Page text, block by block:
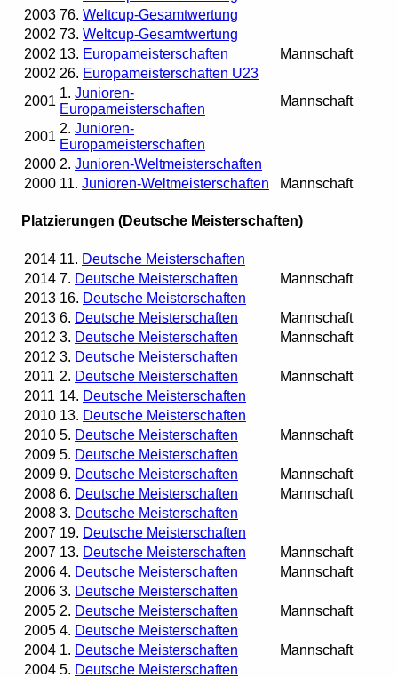
2003 76. Weltcup-Gesamtwertung
2002 73. Weltcup-Gesamtwertung
2002 13. Europameisterschaften
Mannschaft
2002 26. Europameisterschaften U23
2001
1. Junioren-
Europameisterschaften
Mannschaft
2001
2. Junioren-
Europameisterschaften
2000 2. Junioren-Weltmeisterschaften
2000 11. Junioren-Weltmeisterschaften Mannschaft
Platzierungen (Deutsche Meisterschaften)
2014 11. Deutsche Meisterschaften
2014 7. Deutsche Meisterschaften
Mannschaft
2013 16. Deutsche Meisterschaften
2013 6. Deutsche Meisterschaften
Mannschaft
2012 3. Deutsche Meisterschaften
Mannschaft
2012 3. Deutsche Meisterschaften
2011 2. Deutsche Meisterschaften
Mannschaft
2011 14. Deutsche Meisterschaften
2010 13. Deutsche Meisterschaften
2010 5. Deutsche Meisterschaften
Mannschaft
2009 5. Deutsche Meisterschaften
2009 9. Deutsche Meisterschaften
Mannschaft
2008 6. Deutsche Meisterschaften
Mannschaft
2008 3. Deutsche Meisterschaften
2007 19. Deutsche Meisterschaften
2007 13. Deutsche Meisterschaften
Mannschaft
2006 4. Deutsche Meisterschaften
Mannschaft
2006 3. Deutsche Meisterschaften
2005 2. Deutsche Meisterschaften
Mannschaft
2005 4. Deutsche Meisterschaften
2004 1. Deutsche Meisterschaften
Mannschaft
2004 5. Deutsche Meisterschaften